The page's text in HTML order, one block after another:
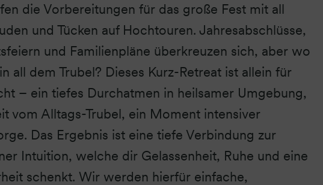
die Vorbereitungen für das große Fest mit all
und Tücken auf Hochtouren. Jahresabschlüsse,
und Familienpläne überkreuzen sich, aber wo
all dem Trubel? Dieses Kurz-Retreat ist allein für
– ein tiefes Durchatmen in heilsamer Umgebung,
vom Alltags-Trubel, ein Moment intensiver
Das Ergebnis ist eine tiefe Verbindung zur
Intuition, welche dir Gelassenheit, Ruhe und eine
schenkt. Wir werden hierfür einfache,